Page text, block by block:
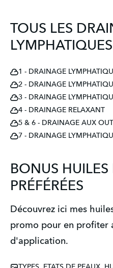
TOUS LES
LYMPHATIQUES
1 - DRAINAGE
2 - DRAINAGE
3 - DRAINAGE
4 - DRAINAGE RELAXANT
5 & 6 - DRAINAGE AUX
BONUS HUILES
PRÉFÉRÉES
Découvrez ici mes
promo pour en profiter
d'application.